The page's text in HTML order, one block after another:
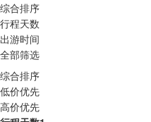
综合排序
行程天数
出游时间
全部筛选
综合排序
低价优先
高价优先